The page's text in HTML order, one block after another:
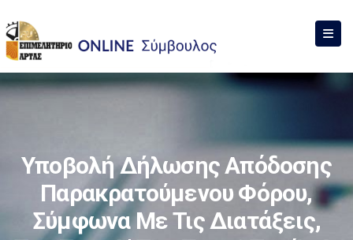
Υποβολή Δήλωσης Απόδοσης
Παρακρατούμενου Φόρου,
Σύμφωνα Με Τις Διατάξεις,